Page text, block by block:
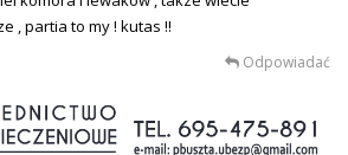
, partia to my ! kutas !!
Odpowiadać